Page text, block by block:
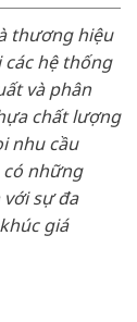
thương hiệu
hệ thống
và phân
chất lượng
nhu cầu
có những
với sự đa
giá